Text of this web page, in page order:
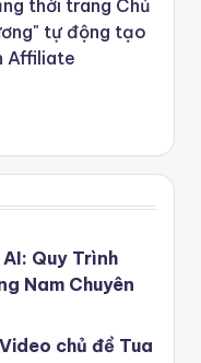
thời trang Chủ
tự động tạo
Affiliate
Quy Trình
Nam Chuyên
chủ đề Tua